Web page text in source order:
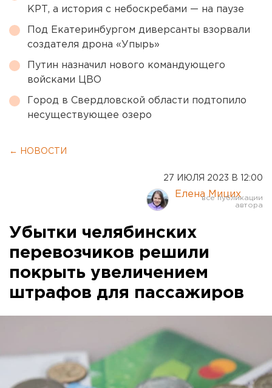
КРТ, а история с небоскребами — на паузе
Под Екатеринбургом диверсанты взорвали
создателя дрона «Упырь»
Путин назначил нового командующего
войсками ЦВО
Город в Свердловской области подтопило
несуществующее озеро
← НОВОСТИ
27 ИЮЛЯ 2023 В 12:00
Елена Мицих
Убытки челябинских
перевозчиков решили
покрыть увеличением
штрафов для пассажиров